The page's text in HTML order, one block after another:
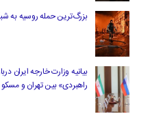
بزرگ‌ترین حمله روسیه به
بیانیه وزارت خارجه ایران
راهبردی» بین تهران و مسکو